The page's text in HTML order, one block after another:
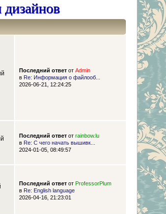
дизайнов
Последний ответот Admin
в Re: Информация о файлооб...
2026-06-21, 12:24:25
Последний ответот rainbow.lu
в Re: С чего начать вышивк...
2024-01-05, 08:49:57
Последний ответот ProfessorPlum
в Re: English language
2026-04-16, 21:23:01